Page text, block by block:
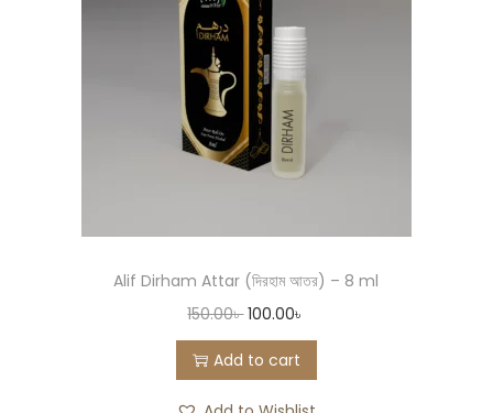
Alif Dirham Attar (দিরহাম আতর) – 8 ml
150.00৳ 100.00৳
Add to cart